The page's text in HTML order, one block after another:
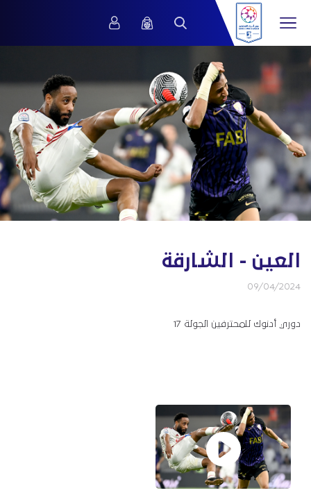
العين - الشارقة
09/04/2024
دوري أدنوك للمحترفين الجولة 17